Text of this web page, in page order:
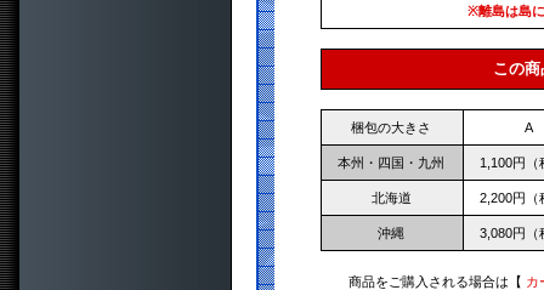
※離島は島
この
梱包の大きさ A
本州・四国・九州 1,100円（
北海道 2,200円（
沖縄 3,080円（
商品をご購入される場合は【 カ